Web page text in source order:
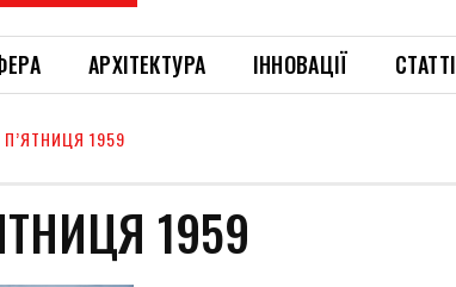
АРХІТЕКТУРА ІННОВАЦІЇ СТАТТІ
1959
1959